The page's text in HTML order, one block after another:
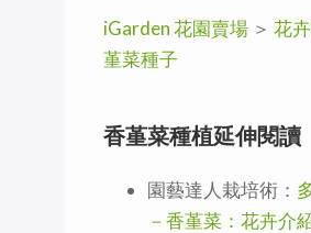
iGarden 花園賣場 ＞ 花
堇菜種子
香堇菜種植延伸閱讀
園藝達人栽培術：
－香堇菜：花卉介